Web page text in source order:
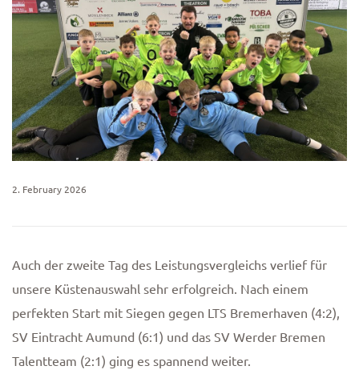
2. February 2026
Auch der zweite Tag des Leistungsvergleichs verlief für
unsere Küstenauswahl sehr erfolgreich. Nach einem
perfekten Start mit Siegen gegen LTS Bremerhaven (4:2),
SV Eintracht Aumund (6:1) und das SV Werder Bremen
Talentteam (2:1) ging es spannend weiter.